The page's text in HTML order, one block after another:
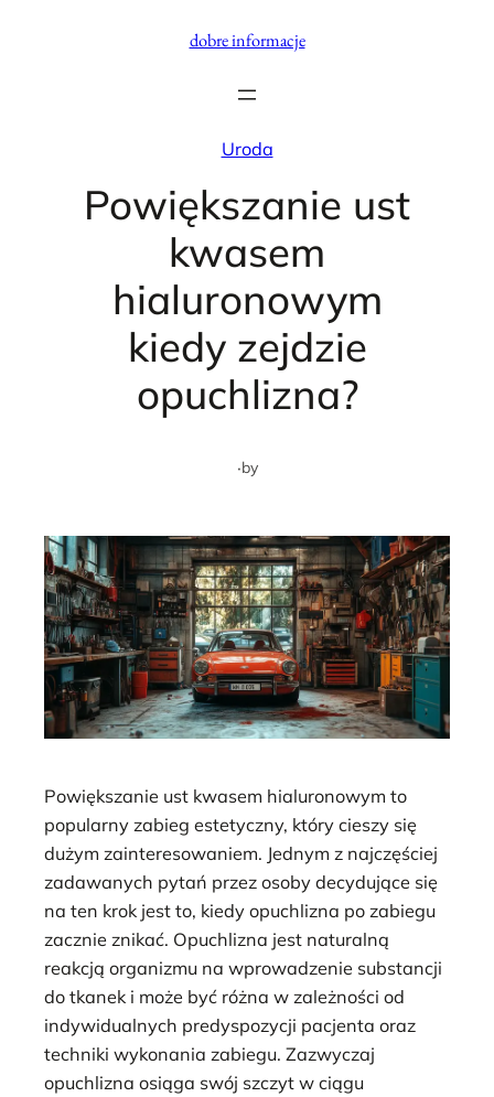
dobre informacje
Uroda
Powiększanie ust
kwasem
hialuronowym
kiedy zejdzie
opuchlizna?
·by
Powiększanie ust kwasem hialuronowym to
popularny zabieg estetyczny, który cieszy się
dużym zainteresowaniem. Jednym z najczęściej
zadawanych pytań przez osoby decydujące się
na ten krok jest to, kiedy opuchlizna po zabiegu
zacznie znikać. Opuchlizna jest naturalną
reakcją organizmu na wprowadzenie substancji
do tkanek i może być różna w zależności od
indywidualnych predyspozycji pacjenta oraz
techniki wykonania zabiegu. Zazwyczaj
opuchlizna osiąga swój szczyt w ciągu